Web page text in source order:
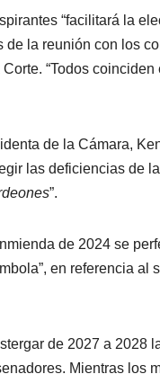
“facilitará la
de la reunión con los
“Todos
de la Cámara,
las deficiencias de
”.
de 2024 se
en referencia
de 2027 a
Mientras los